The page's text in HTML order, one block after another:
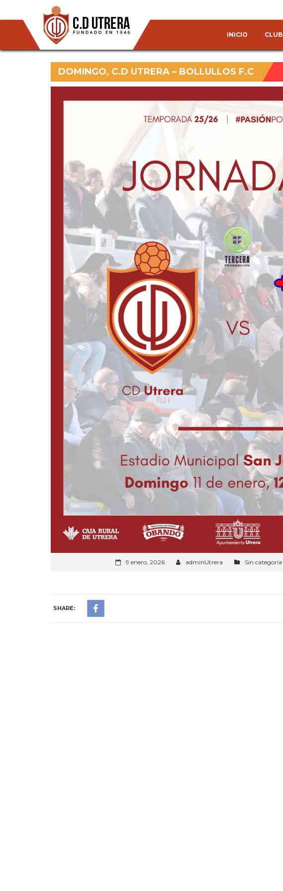
INICIO CLUB
DOMINGO, C.D UTRERA – BOLLULLOS F.C
9 enero, 2026 adminUtrera Sin categoría
SHARE: